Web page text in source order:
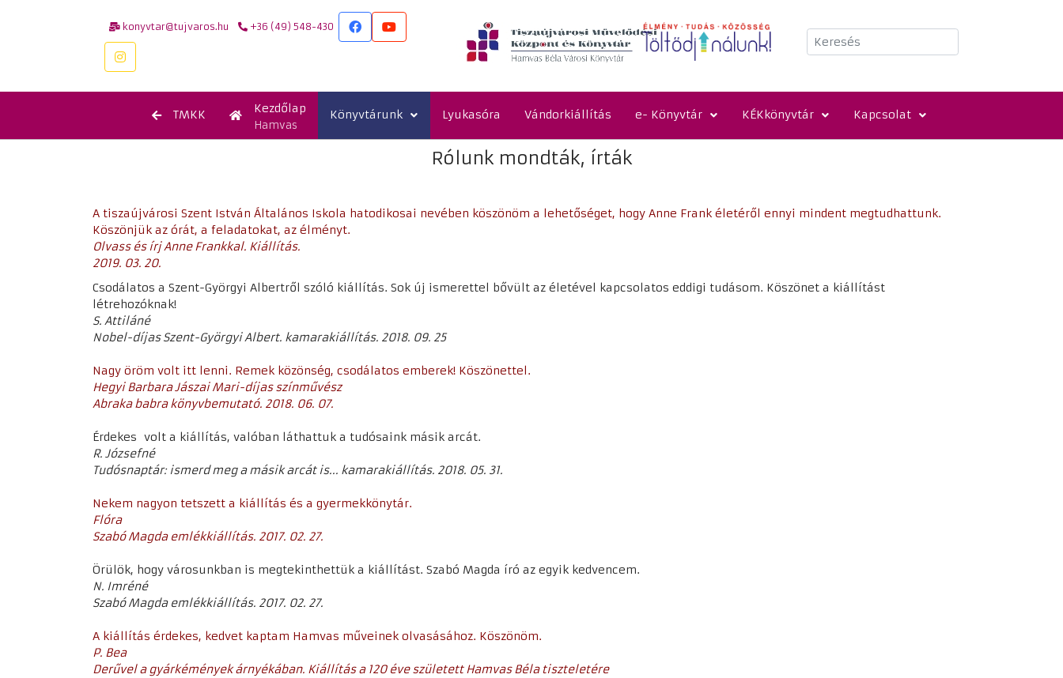
konyvtar@tujvaros.hu +36 (49) 548-430
Keresés
TMKK Kezdőlap
Hamvas
Könyvtárunk Lyukasóra Vándorkiállítás e- Könyvtár KÉKkönyvtár Kapcsolat
Rólunk mondták, írták
A tiszaújvárosi Szent István Általános Iskola hatodikosai nevében köszönöm a lehetőséget, hogy Anne Frank életéről ennyi mindent megtudhattunk.
Köszönjük az órát, a feladatokat, az élményt.
Olvass és írj Anne Frankkal. Kiállítás.
2019. 03. 20.
Csodálatos a Szent-Györgyi Albertről szóló kiállítás. Sok új ismerettel bővült az életével kapcsolatos eddigi tudásom. Köszönet a kiállítást
létrehozóknak!
S. Attiláné
Nobel-díjas Szent-Györgyi Albert. kamarakiállítás. 2018. 09. 25
Nagy öröm volt itt lenni. Remek közönség, csodálatos emberek! Köszönettel.
Hegyi Barbara Jászai Mari-díjas színművész
Abraka babra könyvbemutató. 2018. 06. 07.
Érdekes volt a kiállítás, valóban láthattuk a tudósaink másik arcát.
R. Józsefné
Tudósnaptár: ismerd meg a másik arcát is... kamarakiállítás. 2018. 05. 31.
Nekem nagyon tetszett a kiállítás és a gyermekkönytár.
Flóra
Szabó Magda emlékkiállítás. 2017. 02. 27.
Örülök, hogy városunkban is megtekinthettük a kiállítást. Szabó Magda író az egyik kedvencem.
N. Imréné
Szabó Magda emlékkiállítás. 2017. 02. 27.
A kiállítás érdekes, kedvet kaptam Hamvas műveinek olvasásához. Köszönöm.
P. Bea
Derűvel a gyárkémények árnyékában. Kiállítás a 120 éve született Hamvas Béla tiszteletére